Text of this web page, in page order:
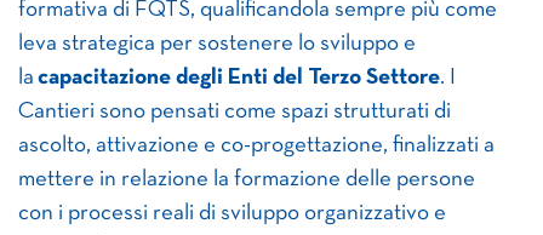
formativa di FQTS, qualificandola sempre più come
leva strategica per sostenere lo sviluppo e
la capacitazione degli Enti del Terzo Settore. I
Cantieri sono pensati come spazi strutturati di
ascolto, attivazione e co-progettazione, finalizzati a
mettere in relazione la formazione delle persone
con i processi reali di sviluppo organizzativo e